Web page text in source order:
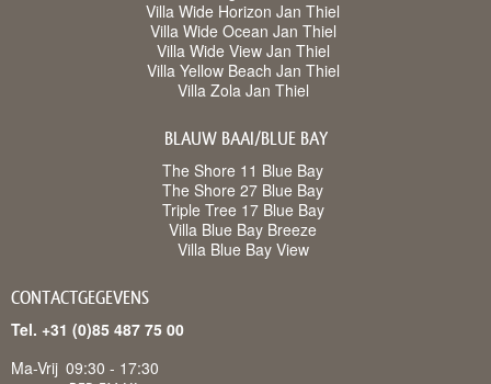
Villa Wide Horizon Jan Thiel
Villa Wide Ocean Jan Thiel
Villa Wide View Jan Thiel
Villa Yellow Beach Jan Thiel
Villa Zola Jan Thiel
BLAUW BAAI/BLUE BAY
The Shore 11 Blue Bay
The Shore 27 Blue Bay
Triple Tree 17 Blue Bay
Villa Blue Bay Breeze
Villa Blue Bay View
CONTACTGEGEVENS
Tel. +31 (0)85 487 75 00
Ma-Vrij 09:30 - 17:30